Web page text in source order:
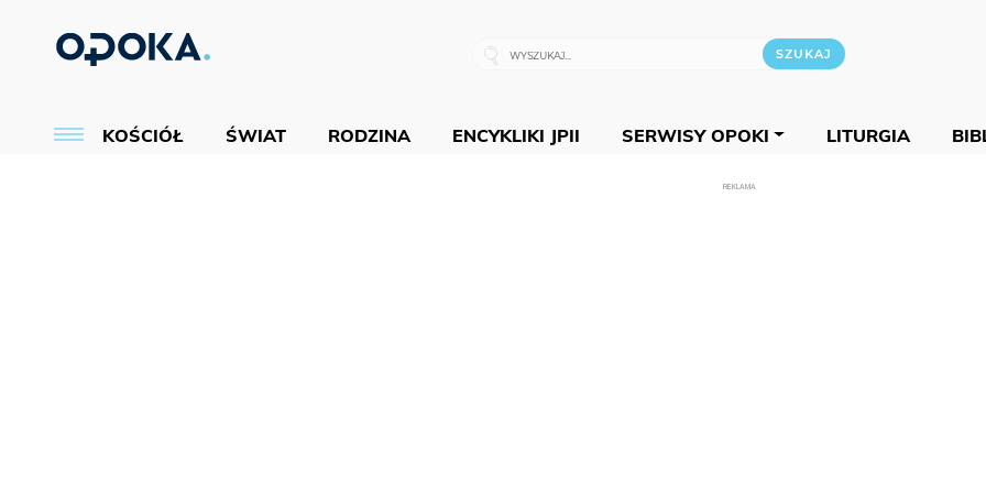
KOŚCIÓŁ ŚWIAT RODZINA ENCYKLIKI JPII SERWISY OPOKI LITURGIA
REKLAMA